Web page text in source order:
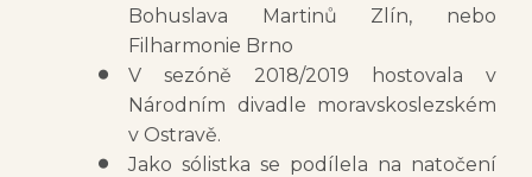
Bohuslava Martinů Zlín, nebo
Filharmonie Brno
V sezóně 2018/2019 hostovala v
Národním divadle moravskoslezském
v Ostravě.
Jako sólistka se podílela na natočení